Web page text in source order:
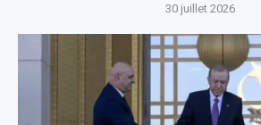
30 juillet 2026